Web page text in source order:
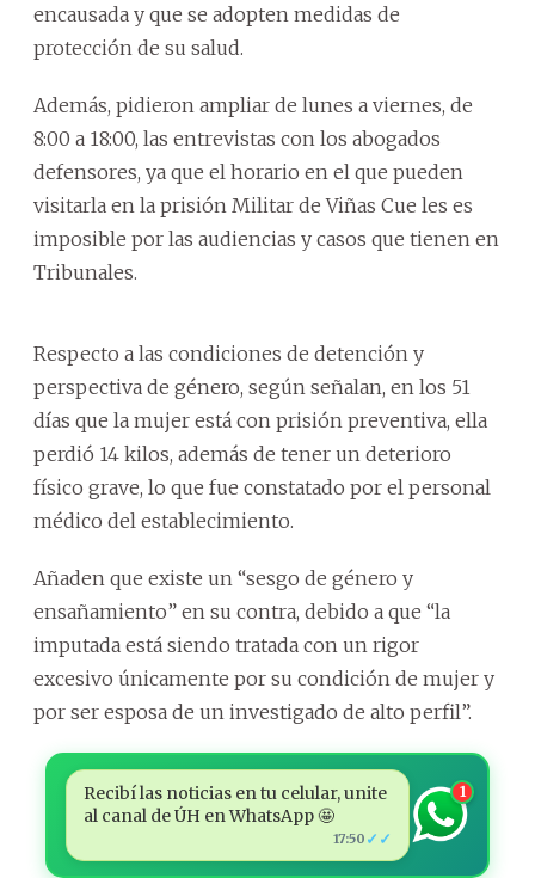
encausada y que se adopten medidas de
protección de su salud.
Además, pidieron ampliar de lunes a viernes, de
8:00 a 18:00, las entrevistas con los abogados
defensores, ya que el horario en el que pueden
visitarla en la prisión Militar de Viñas Cue les es
imposible por las audiencias y casos que tienen en
Tribunales.
Respecto a las condiciones de detención y
perspectiva de género, según señalan, en los 51
días que la mujer está con prisión preventiva, ella
perdió 14 kilos, además de tener un deterioro
físico grave, lo que fue constatado por el personal
médico del establecimiento.
Añaden que existe un “sesgo de género y
ensañamiento” en su contra, debido a que “la
imputada está siendo tratada con un rigor
excesivo únicamente por su condición de mujer y
por ser esposa de un investigado de alto perfil”.
Recibí las noticias en tu celular, unite
al canal de ÚH en WhatsApp 🤩
17:50 ✓✓
1